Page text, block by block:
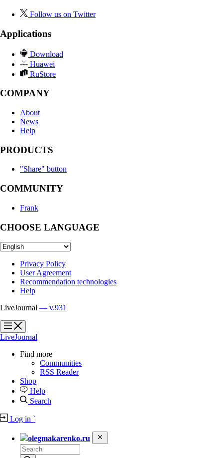
Follow us on Twitter
Applications
Download
Huawei
RuStore
COMPANY
About
News
Help
PRODUCTS
"Share" button
COMMUNITY
Frank
CHOOSE LANGUAGE
Privacy Policy
User Agreement
Recommendation technologies
Help
LiveJournal — v.931
?
?
LiveJournal
Find more
Communities
RSS Reader
Shop
Help
Search
Log in `
olegmakarenko.ru